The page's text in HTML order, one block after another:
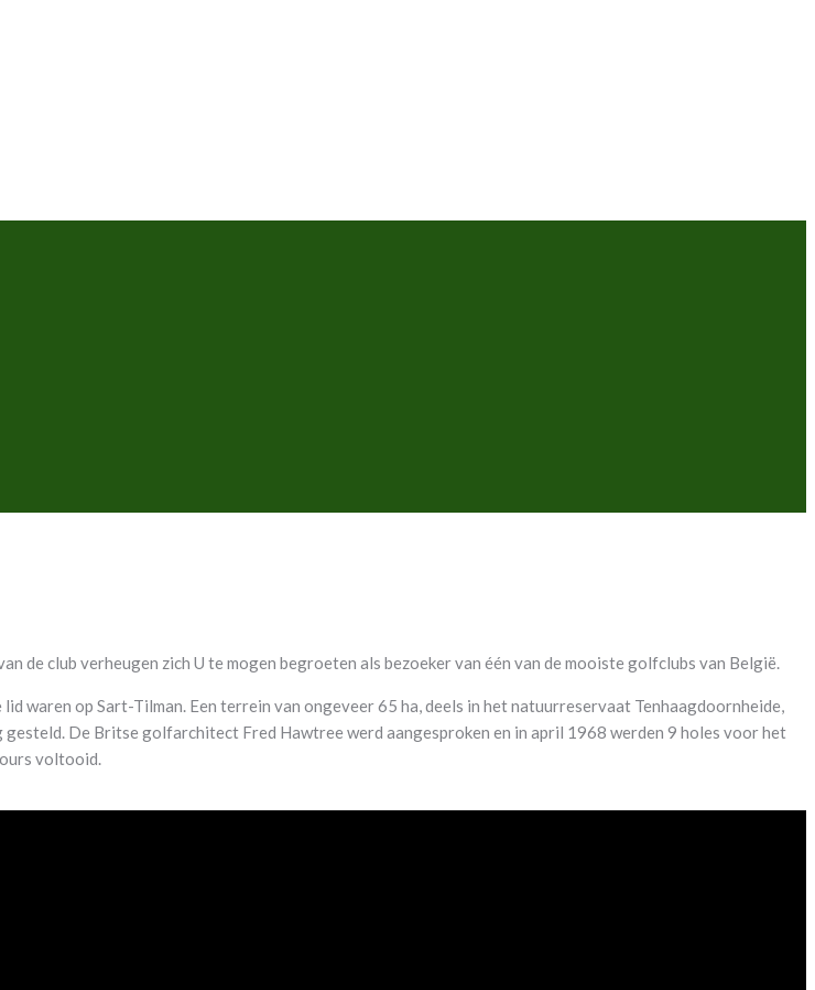
de club verheugen zich U te mogen begroeten als bezoeker van één van de mooiste golfclubs van België.
waren op Sart-Tilman. Een terrein van ongeveer 65 ha, deels in het natuurreservaat Tenhaagdoornheide,
De Britse golfarchitect Fred Hawtree werd aangesproken en in april 1968 werden 9 holes voor het
voltooid.